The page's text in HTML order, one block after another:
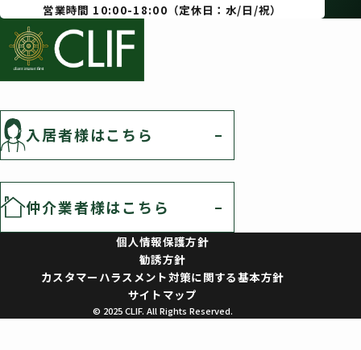
営業時間 10:00-18:00（定休日：水/日/祝）
入居者様はこちら
仲介業者様はこちら
個人情報保護方針
勧誘方針
カスタマーハラスメント対策に関する基本方針
サイトマップ
© 2025 CLIF. All Rights Reserved.